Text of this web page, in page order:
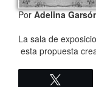
PorAdelina
La sala de
esta propuesta